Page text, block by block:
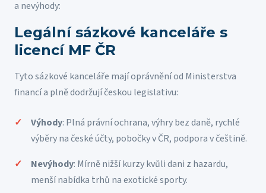
a nevýhody:
Legální sázkové kanceláře s
licencí MF ČR
Tyto sázkové kanceláře mají oprávnění od Ministerstva
financí a plně dodržují českou legislativu:
Výhody: Plná právní ochrana, výhry bez daně, rychlé
výběry na české účty, pobočky v ČR, podpora v češtině.
Nevýhody: Mírně nižší kurzy kvůli dani z hazardu,
menší nabídka trhů na exotické sporty.